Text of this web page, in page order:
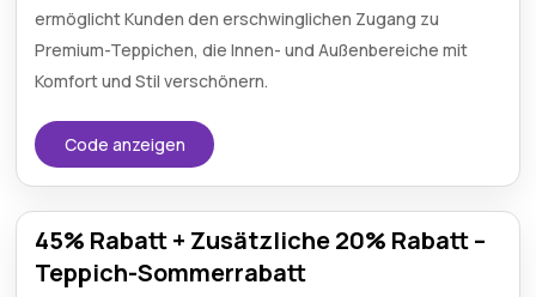
ermöglicht Kunden den erschwinglichen Zugang zu
Premium-Teppichen, die Innen- und Außenbereiche mit
Komfort und Stil verschönern.
Code anzeigen
45% Rabatt + Zusätzliche 20% Rabatt –
Teppich-Sommerrabatt